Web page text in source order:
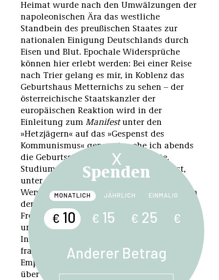
Heimat wurde nach den Umwälzungen der
napoleonischen Ära das westliche
Standbein des preußischen Staates zur
nationalen Einigung Deutschlands durch
Eisen und Blut. Epochale Widersprüche
können hier erlebt werden: Bei einer Reise
nach Trier gelang es mir, in Koblenz das
Geburtshaus Metternichs zu sehen – der
österreichische Staatskanzler der
europäischen Reaktion wird in der
Einleitung zum Manifestunter den
»Hetzjägern« auf das »Gespenst des
Kommunismus« genannt –, ehe ich abends
die Geburtsstadt von Marx erreichte.
Studium beziehungsweise Militärdienst,
unter dem Einfluss der revolutionären
Wende der Philosophie Hegels, bestimmten
den parallelen Werdegang der späteren
Freunde, der mit Paris, Brüssel, Manchester
und London im Horizont von
Industriekapitalismus und Weltwirtschaft,
französischemEmpireund britischem
Empire stand, mit der globalen Perspektive
über den Atlantik.
X
Spenden
MONATLICH JÄHRLICH EINMALIG
€ 10 € 15 € 25 €
Anderer Betrag